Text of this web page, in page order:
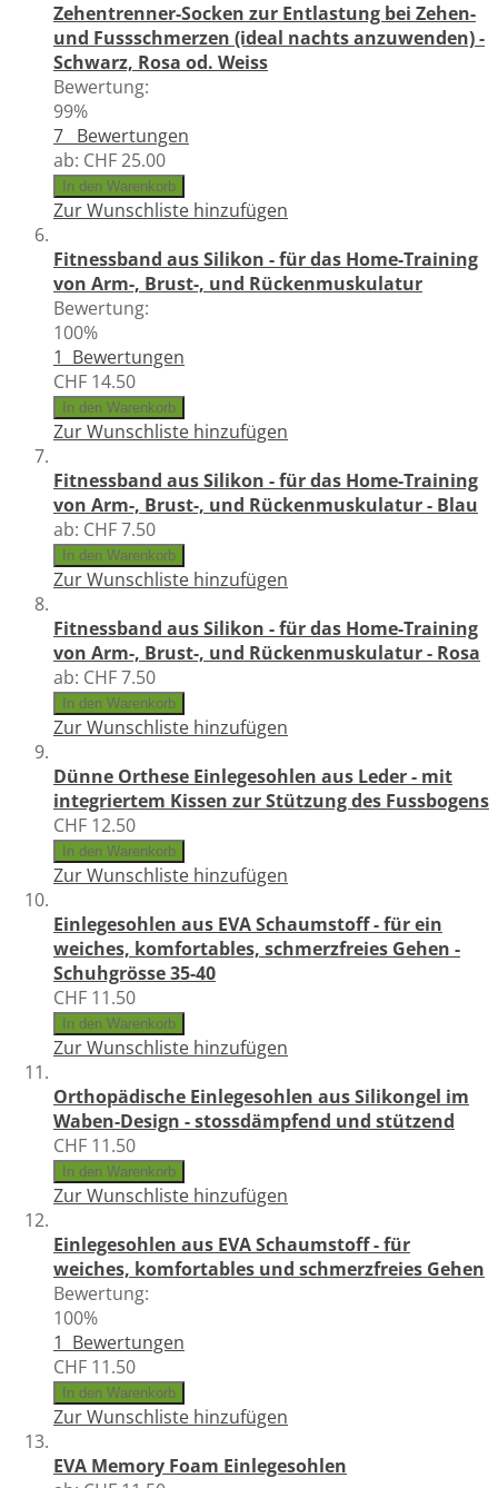
Zehentrenner-Socken zur Entlastung bei Zehen-
und Fussschmerzen (ideal nachts anzuwenden) -
Schwarz, Rosa od. Weiss
Bewertung:
99%
7 Bewertungen
ab: CHF 25.00
In den Warenkorb
Zur Wunschliste hinzufügen
Fitnessband aus Silikon - für das Home-Training
von Arm-, Brust-, und Rückenmuskulatur
Bewertung:
100%
1 Bewertungen
CHF 14.50
In den Warenkorb
Zur Wunschliste hinzufügen
Fitnessband aus Silikon - für das Home-Training
von Arm-, Brust-, und Rückenmuskulatur - Blau
ab: CHF 7.50
In den Warenkorb
Zur Wunschliste hinzufügen
Fitnessband aus Silikon - für das Home-Training
von Arm-, Brust-, und Rückenmuskulatur - Rosa
ab: CHF 7.50
In den Warenkorb
Zur Wunschliste hinzufügen
Dünne Orthese Einlegesohlen aus Leder - mit
integriertem Kissen zur Stützung des Fussbogens
CHF 12.50
In den Warenkorb
Zur Wunschliste hinzufügen
Einlegesohlen aus EVA Schaumstoff - für ein
weiches, komfortables, schmerzfreies Gehen -
Schuhgrösse 35-40
CHF 11.50
In den Warenkorb
Zur Wunschliste hinzufügen
Orthopädische Einlegesohlen aus Silikongel im
Waben-Design - stossdämpfend und stützend
CHF 11.50
In den Warenkorb
Zur Wunschliste hinzufügen
Einlegesohlen aus EVA Schaumstoff - für
weiches, komfortables und schmerzfreies Gehen
Bewertung:
100%
1 Bewertungen
CHF 11.50
In den Warenkorb
Zur Wunschliste hinzufügen
EVA Memory Foam Einlegesohlen